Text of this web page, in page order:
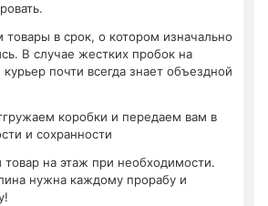
товары в срок, о котором изначально
В случае жестких пробок на
почти всегда знает объездной
коробки и передаем вам в
и сохранности
на этаж при необходимости.
нужна каждому прорабу и